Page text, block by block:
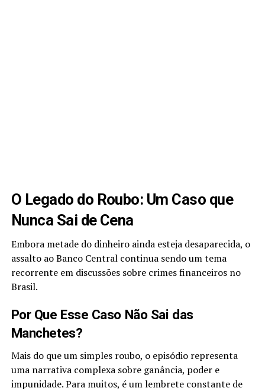
O Legado do Roubo: Um Caso que
Nunca Sai de Cena
Embora metade do dinheiro ainda esteja desaparecida, o
assalto ao Banco Central continua sendo um tema
recorrente em discussões sobre crimes financeiros no
Brasil.
Por Que Esse Caso Não Sai das
Manchetes?
Mais do que um simples roubo, o episódio representa
uma narrativa complexa sobre ganância, poder e
impunidade. Para muitos, é um lembrete constante de